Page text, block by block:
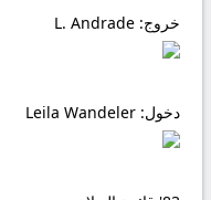
خروج:
دخول: